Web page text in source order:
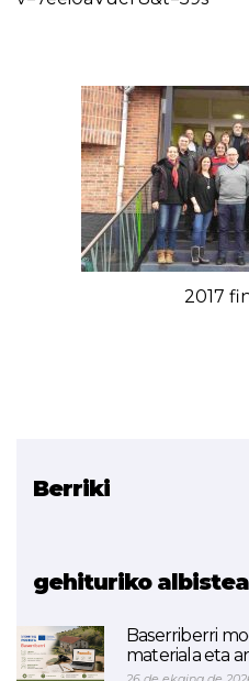
2017
Berriki
gehituriko
Baserriberri
materiala eta